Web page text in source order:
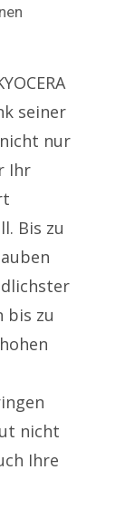
seiner
nur
Ihr
Bis zu
bis zu
nicht
Ihre
& Leasen
Multifunktionsgeräte
& Service